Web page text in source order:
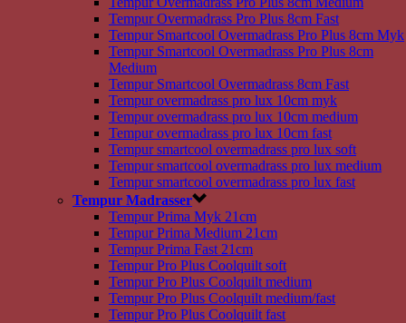
Tempur Overmadrass Pro Plus 8cm Fast
Tempur Smartcool Overmadrass Pro Plus 8cm Myk
Tempur Smartcool Overmadrass Pro Plus 8cm
Medium
Tempur Smartcool Overmadrass 8cm Fast
Tempur overmadrass pro lux 10cm myk
Tempur overmadrass pro lux 10cm medium
Tempur overmadrass pro lux 10cm fast
Tempur smartcool overmadrass pro lux soft
Tempur smartcool overmadrass pro lux medium
Tempur smartcool overmadrass pro lux fast
Tempur Madrasser
Tempur Prima Myk 21cm
Tempur Prima Medium 21cm
Tempur Prima Fast 21cm
Tempur Pro Plus Coolquilt soft
Tempur Pro Plus Coolquilt medium
Tempur Pro Plus Coolquilt medium/fast
Tempur Pro Plus Coolquilt fast